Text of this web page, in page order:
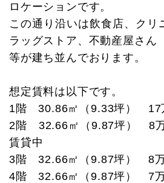
ロケーションです。
この通り沿いは飲食店、クリ
ラッグストア、不動産屋さん
等が建ち並んでおります。
想定賃料は以下です。
1階 30.86㎡（9.33坪） 17
2階 32.66㎡（9.87坪） 8万
賃貸中
3階 32.66㎡（9.87坪） 8万
4階 32.66㎡（9.87坪） 7万